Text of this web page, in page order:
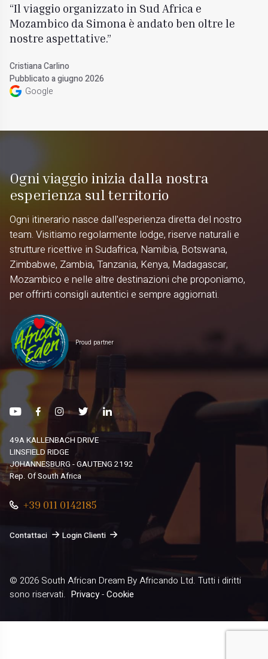
Il viaggio organizzato in Sud Africa e
Mozambico da Simona è andato ben oltre le
nostre aspettative.
Cristiana Carlino
Pubblicato a giugno 2026
Google
Ogni viaggio inizia dalla nostra
esperienza sul territorio
Ogni itinerario nasce dall'esperienza diretta del nostro
team. Visitiamo regolarmente lodge, riserve naturali e
strutture ricettive in Sudafrica, Namibia, Botswana,
Zimbabwe, Zambia, Tanzania, Kenya, Madagascar,
Mozambico e nelle altre destinazioni che proponiamo,
per offrirti consigli autentici e sempre aggiornati.
Proud partner
49A KALLENBACH DRIVE
LINSFIELD RIDGE
JOHANNESBURG - GAUTENG 2192
Rep. Of South Africa
+39 011 0142185
Contattaci Login Clienti
© 2026 South African Dream By Africando Ltd. Tutti i diritti
sono riservati. Privacy-Cookie